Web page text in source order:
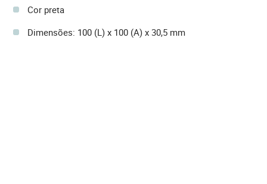
Cor preta
Dimensões: 100 (L) x 100 (A) x 30,5 mm